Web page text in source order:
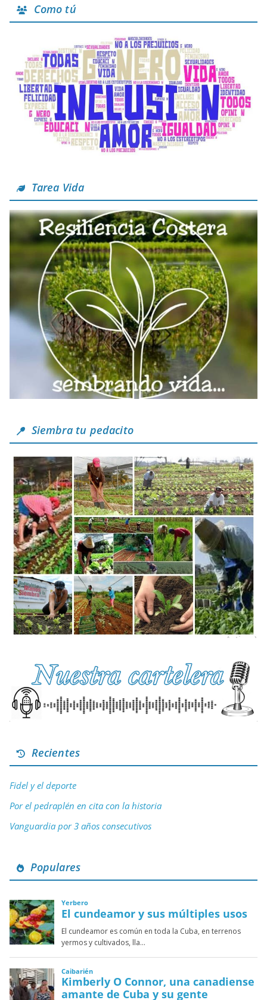
Como tú
Tarea Vida
Siembra tu pedacito
Recientes
Fidel y el deporte
Por el pedraplén en cita con la historia
Vanguardia por 3 años consecutivos
Populares